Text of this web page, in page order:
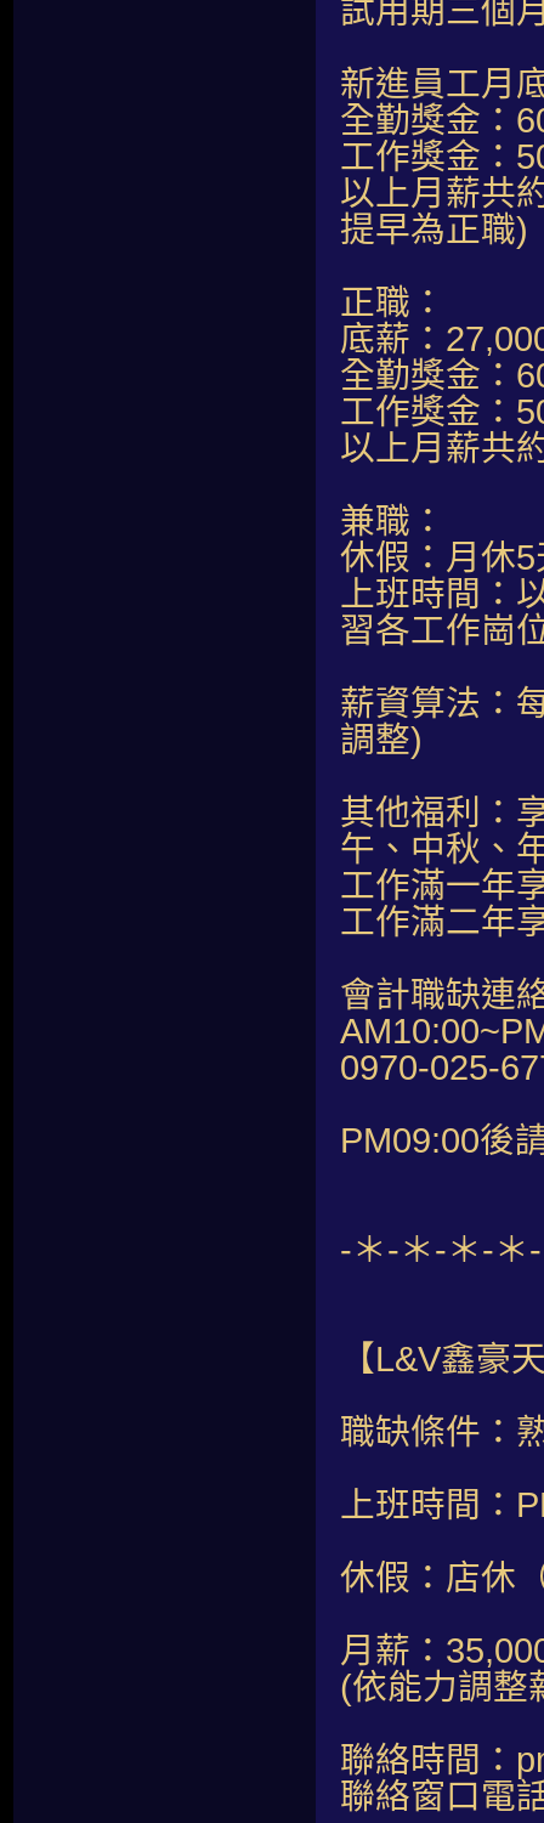
試用期三個
新進員工月
全勤獎金：
工作獎金：
以上月薪共
提早為正職)
正職：
底薪：
全勤獎金：
工作獎金：
以上月薪共
兼職：
休假：月休5
上班時間：
習各工作崗
薪資算法：
調整)
其他福利：
午、中秋、
工作滿一年
工作滿二年
會計職缺連
0970-025-
PM09:00後
-＊-＊-＊-＊
【L&V鑫豪
職缺條件：
上班時間：
休假：店休
月薪：
(依能力調整
聯絡時間：
聯絡窗口電